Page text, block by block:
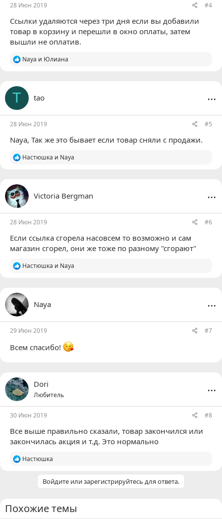
28 Июн 2019 #4
Ссылки удаляются через три дня если вы добавили
товар в корзину и перешли в окно оплаты, затем
вышли не оплатив.
Р
ц
и
:
Naya и Юлиана
T tao ...
28 Июн 2019 #5
Naya, Так же это бывает если товар сняли с продажи.
Р
ц
и
и
:
Настюшка и Naya
Victoria Bergman ...
28 Июн 2019 #6
Если ссылка сгорела насовсем то возможно и сам
магазин сгорел, они же тоже по разному "сгорают"
Р
ц
и
и
:
Настюшка и Naya
Naya ...
29 Июн 2019 #7
Всем спасибо!
Dori
Любитель
...
30 Июн 2019 #8
Все выше правильно сказали, товар закончился или
закончилась акция и т.д. Это нормально
Р
и
:
Настюшка
Войдите или зарегистрируйтесь для ответа.
Похожие темы